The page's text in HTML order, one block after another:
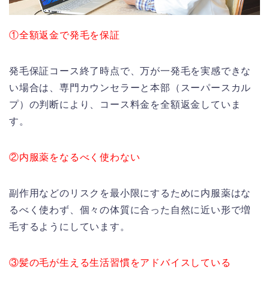
①全額返金で発毛を保証
発毛保証コース終了時点で、万が一発毛を実感できな
い場合は、専門カウンセラーと本部（スーパースカル
プ）の判断により、コース料金を全額返金していま
す。
②内服薬をなるべく使わない
副作用などのリスクを最小限にするために内服薬はな
るべく使わず、個々の体質に合った自然に近い形で増
毛するようにしています。
③髪の毛が生える生活習慣をアドバイスしている